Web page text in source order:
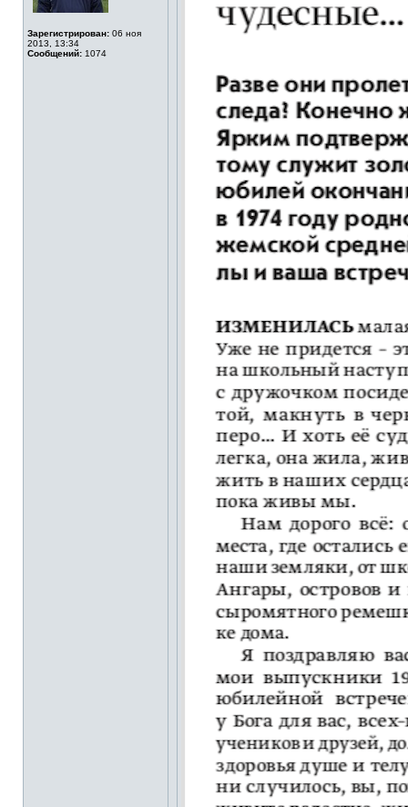
Зарегистрирован: 06 ноя
2013, 13:34
Сообщений: 1074